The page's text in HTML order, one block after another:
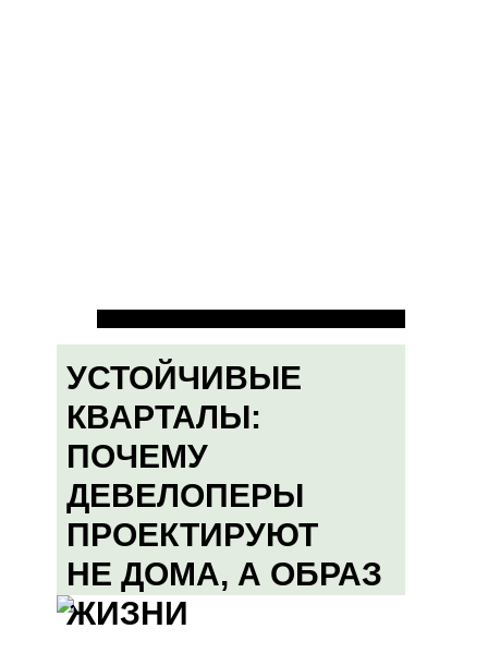
УСТОЙЧИВЫЕ
КВАРТАЛЫ:
ПОЧЕМУ
ДЕВЕЛОПЕРЫ
ПРОЕКТИРУЮТ
НЕ ДОМА, А ОБРАЗ
ЖИЗНИ